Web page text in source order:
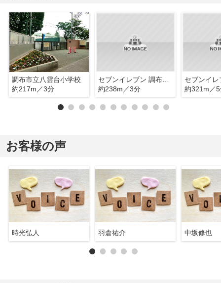
調布市立八雲台小学校
約217m／3分
セブンイレブン 調布八雲台店
約238m／3分
約321m／
お客様の声
時光弘人 羽倉祐介 中坂修也